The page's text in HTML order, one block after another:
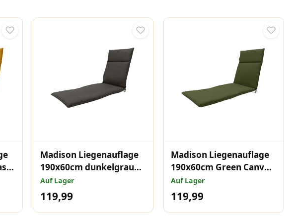
Madison Liegenauflage
190x60cm dunkelgrau
Canvas Eco+
Auf Lager
119,99
Madison Liegenauflage
190x60cm Green Canvas
Eco+
Auf Lager
119,99